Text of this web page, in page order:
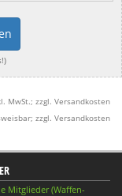
MwSt.; zzgl. Versandkosten
zzgl. Versandkosten
Mitglieder (Waffen-